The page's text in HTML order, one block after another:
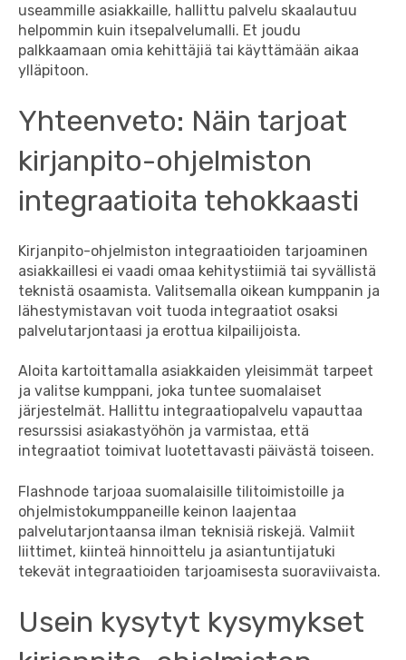
useammille asiakkaille, hallittu palvelu skaalautuu
helpommin kuin itsepalvelumalli. Et joudu
palkkaamaan omia kehittäjiä tai käyttämään aikaa
ylläpitoon.
Yhteenveto: Näin tarjoat
kirjanpito-ohjelmiston
integraatioita tehokkaasti
Kirjanpito-ohjelmiston integraatioiden tarjoaminen
asiakkaillesi ei vaadi omaa kehitystiimiä tai syvällistä
teknistä osaamista. Valitsemalla oikean kumppanin ja
lähestymistavan voit tuoda integraatiot osaksi
palvelutarjontaasi ja erottua kilpailijoista.
Aloita kartoittamalla asiakkaiden yleisimmät tarpeet
ja valitse kumppani, joka tuntee suomalaiset
järjestelmät. Hallittu integraatiopalvelu vapauttaa
resurssisi asiakastyöhön ja varmistaa, että
integraatiot toimivat luotettavasti päivästä toiseen.
Flashnode tarjoaa suomalaisille tilitoimistoille ja
ohjelmistokumppaneille keinon laajentaa
palvelutarjontaansa ilman teknisiä riskejä. Valmiit
liittimet, kiinteä hinnoittelu ja asiantuntijatuki
tekevät integraatioiden tarjoamisesta suoraviivaista.
Usein kysytyt kysymykset